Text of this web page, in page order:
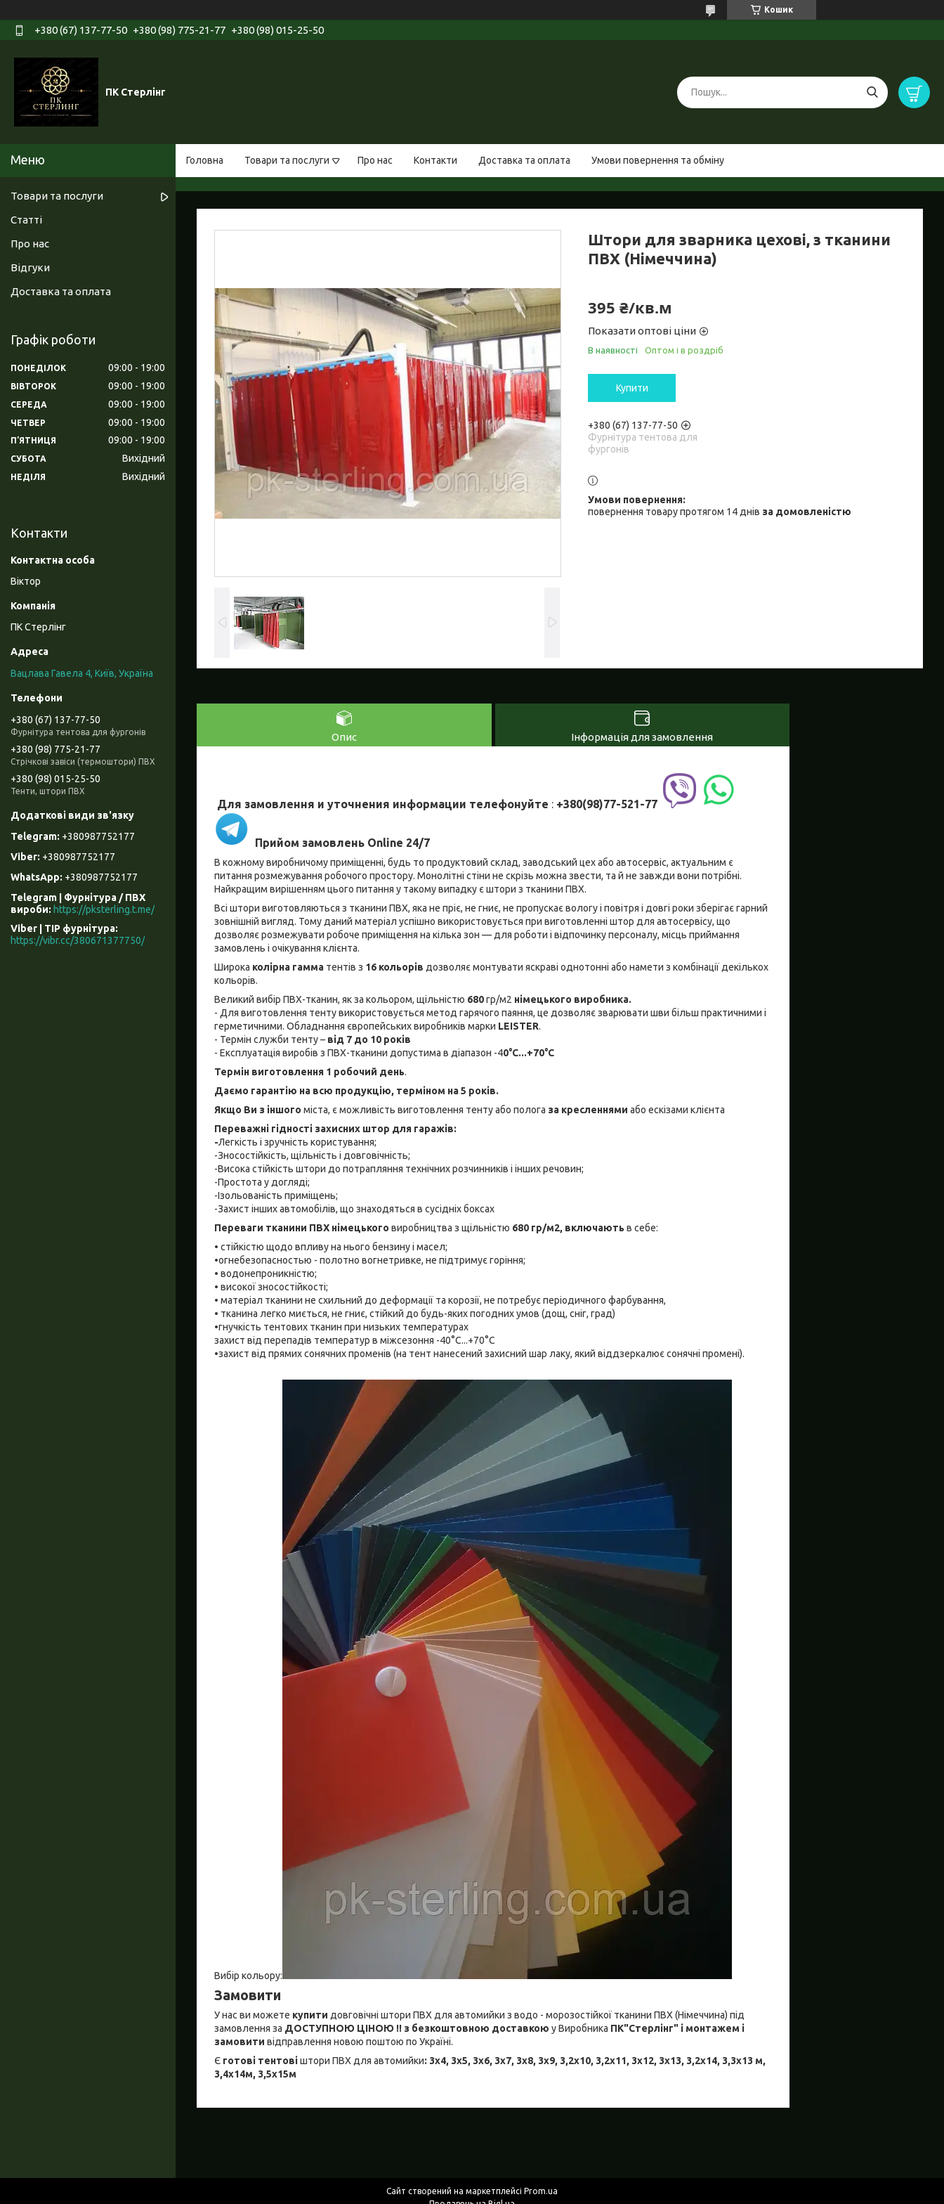
Кошик
+380 (67) 137-77-50 +380 (98) 775-21-77 +380 (98) 015-25-50
ПК Стерлінг
Головна Товари та послуги Про нас Контакти Доставка та оплата Умови повернення та обміну
Штори для зварника цехові, з тканини
ПВХ (Німеччина)
395 ₴/кв.м
Показати оптові ціни
В наявності Оптом і в роздріб
Купити
+380 (67) 137-77-50
Фурнітура тентова для
фургонів
повернення товару протягом 14 днів за домовленістю
Опис Інформація для замовлення
Для замовлення и уточнения информации телефонуйте : +380(98)77-521-77
Прийом замовлень Online 24/7
В кожному виробничому приміщенні, будь то продуктовий склад, заводський цех або автосервіс, актуальним є
питання розмежування робочого простору. Монолітні стіни не скрізь можна звести, та й не завжди вони потрібні.
Найкращим вирішенням цього питання у такому випадку є штори з тканини ПВХ.
Всі штори виготовляються з тканини ПВХ, яка не пріє, не гниє, не пропускає вологу і повітря і довгі роки зберігає гарний
зовнішній вигляд. Тому даний матеріал успішно використовується при виготовленні штор для автосервісу, що
дозволяє розмежувати робоче приміщення на кілька зон — для роботи і відпочинку персоналу, місць приймання
замовлень і очікування клієнта.
Широка колірна гамма тентів з 16 кольорів дозволяє монтувати яскраві однотонні або намети з комбінації декількох
кольорів.
Великий вибір ПВХ-тканин, як за кольором, щільністю 680гр/м2 німецького виробника.
- Для виготовлення тенту використовується метод гарячого паяння, це дозволяє зварювати шви більш практичними і
герметичними. Обладнання європейських виробників марки LEISTER.
- Термін служби тенту – від 7 до 10 років
- Експлуатація виробів з ПВХ-тканини допустима в діапазон -40°C...+70°C
Термін виготовлення 1 робочий день.
Даємо гарантію на всю продукцію, терміном на 5 років.
Якщо Ви з іншого міста, є можливість виготовлення тенту або полога за кресленнями або ескізами клієнта
Переважні гідності захисних штор для гаражів:
-Легкість і зручність користування;
-Зносостійкість, щільність і довговічність;
-Висока стійкість штори до потрапляння технічних розчинників і інших речовин;
-Простота у догляді;
-Ізольованість приміщень;
-Захист інших автомобілів, що знаходяться в сусідніх боксах
Переваги тканини ПВХ німецького виробництва з щільністю 680 гр/м2, включають в себе:
• стійкістю щодо впливу на нього бензину і масел;
•огнебезопасностью - полотно вогнетривке, не підтримує горіння;
• водонепроникністю;
• високої зносостійкості;
• матеріал тканини не схильний до деформації та корозії, не потребує періодичного фарбування,
• тканина легко миється, не гниє, стійкий до будь-яких погодних умов (дощ, сніг, град)
•гнучкість тентових тканин при низьких температурах
захист від перепадів температур в міжсезоння -40°C...+70°C
•захист від прямих сонячних променів (на тент нанесений захисний шар лаку, який віддзеркалює сонячні промені).
Вибір кольору:
Замовити
У нас ви можете купити довговічні штори ПВХ для автомийки з водо - морозостійкої тканини ПВХ (Німеччина) під
замовлення за ДОСТУПНОЮ ЦІНОЮ !! з безкоштовною доставкою у Виробника ПК"Стерлінг" і монтажем і
замовити відправлення новою поштою по Україні.
Є готові тентовіштори ПВХ для автомийки: 3х4, 3х5, 3х6, 3х7, 3х8, 3х9, 3,2х10, 3,2х11, 3х12, 3х13, 3,2х14, 3,3х13 м,
3,4х14м, 3,5х15м
Товари та послуги
Статті
Про нас
Відгуки
Доставка та оплата
Графік роботи
ПОНЕДІЛОК 09:00 19:00
ВІВТОРОК 09:00 19:00
СЕРЕДА 09:00 19:00
ЧЕТВЕР 09:00 19:00
ПʼЯТНИЦЯ 09:00 19:00
СУБОТА Вихідний
НЕДІЛЯ Вихідний
Контакти
Віктор
ПК Стерлінг
Вацлава Гавела 4, Київ, Україна
+380 (67) 137-77-50
Фурнітура тентова для фургонів
+380 (98) 775-21-77
Стрічкові завіси (термоштори) ПВХ
+380 (98) 015-25-50
Тенти, штори ПВХ
+380987752177
+380987752177
+380987752177
Telegram | Фурнітура / ПВХ
вироби
https://pksterling.t.me/
Viber | ТІР фурнітура
https://vibr.cc/380671377750/
Сайт створений на маркетплейсі Prom.ua